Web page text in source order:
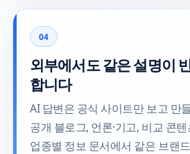
04
외부에서도 같은 설명이
합니다
AI 답변은 공식 사이트만 보고 만
공개 블로그, 언론·기고, 비교 콘
업종별 정보 문서에서 같은 브랜